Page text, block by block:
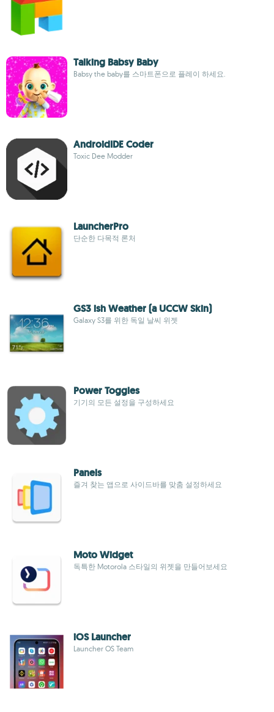
Talking Babsy Baby
Babsy the baby를 스마트폰으로 플레이 하세요.
AndroidIDE Coder
Toxic Dee Modder
LauncherPro
단순한 다목적 론처
GS3 ish Weather (a UCCW Skin)
Galaxy S3를 위한 독일 날씨 위젯
Power Toggles
기기의 모든 설정을 구성하세요
Panels
즐겨 찾는 앱으로 사이드바를 맞춤 설정하세요
Moto Widget
독특한 Motorola 스타일의 위젯을 만들어보세요
iOS Launcher
Launcher OS Team